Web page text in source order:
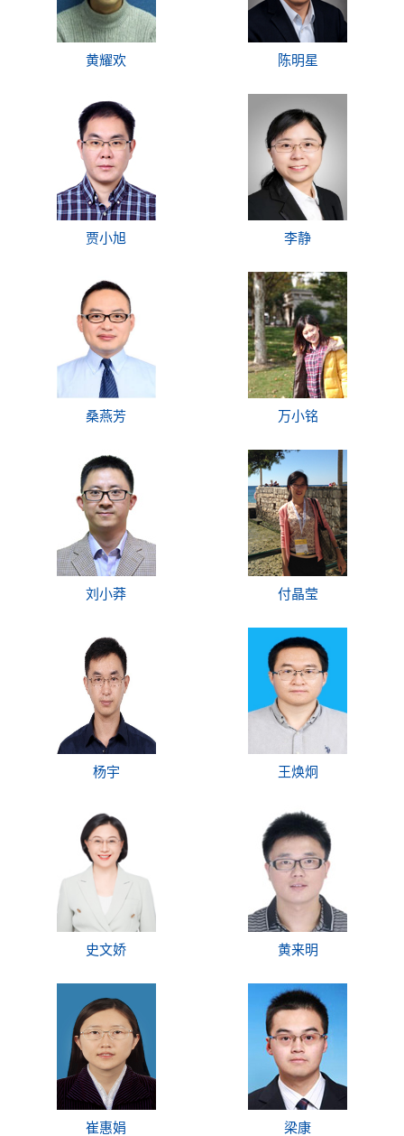
黄耀欢 陈明星
贾小旭 李静
桑燕芳 万小铭
刘小莽 付晶莹
杨宇 王焕炯
史文娇 黄来明
崔惠娟 梁康